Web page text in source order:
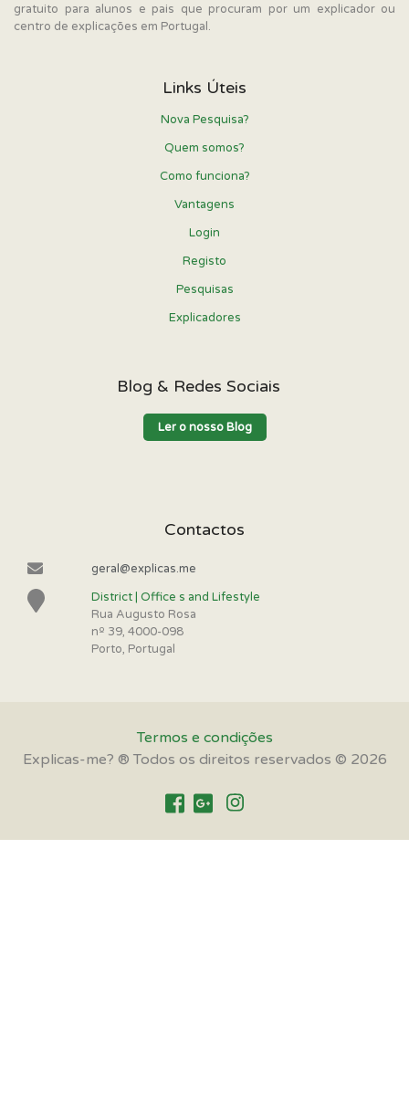
gratuito para alunos e pais que procuram por um explicador ou
centro de explicações em Portugal.
Links Úteis
Nova Pesquisa?
Quem somos?
Como funciona?
Vantagens
Login
Registo
Pesquisas
Explicadores
Blog & Redes Sociais
Ler o nosso Blog
Contactos
geral@explicas.me
District | Office s and Lifestyle
Rua Augusto Rosa
nº 39, 4000-098
Porto, Portugal
Termos e condições
Explicas-me? ® Todos os direitos reservados © 2026